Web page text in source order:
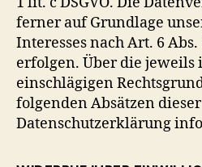
ferner auf Grundlage
Interesses nach Art. 6 Abs.
erfolgen. Über die
einschlägigen
folgenden Absätzen dieser
Datenschutzerklärung